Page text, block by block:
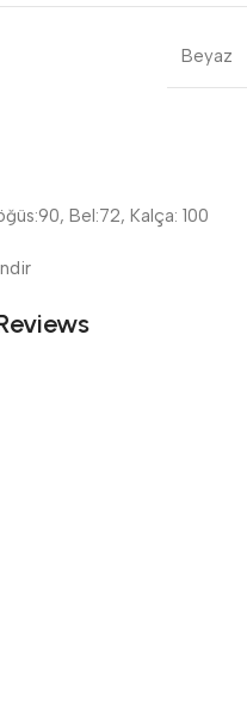
Beyaz
Bel:72, Kalça: 100